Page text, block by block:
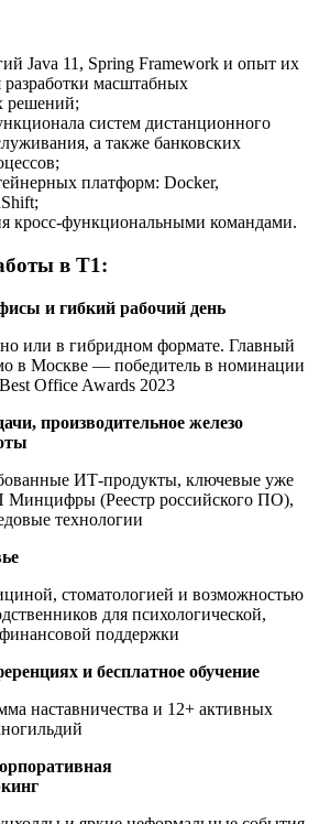
Java 11, Spring Framework и опыт их
масштабных
решений;
систем дистанционного
а также банковских
платформ: Docker,
кросс-функциональными командами.
в Т1:
и гибкий рабочий день
или в гибридном формате. Главный
в Москве — победитель в номинации
Office Awards 2023
производительное железо
ИТ-продукты, ключевые уже
Минцифры (Реестр российского ПО),
технологии
стоматологией и возможностью
для психологической,
поддержки
и бесплатное обучение
наставничества и 12+ активных